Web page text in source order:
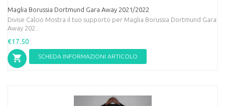
Maglia Borussia Dortmund Gara Away 2021/2022
Divise Calcio Mostra il tuo supporto per Maglia Borussia Dortmund Gara
Away 202...
€17.50
SCHEDA INFORMAZIONI ARTICOLO